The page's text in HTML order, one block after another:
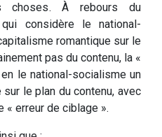
choses. À rebours du
considère le national-
romantique sur le
pas du contenu, la «
le national-socialisme un
le plan du contenu, avec
« erreur de ciblage ».